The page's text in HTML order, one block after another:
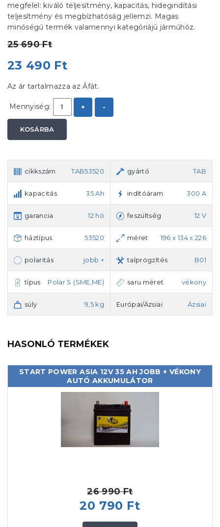
megfelel: kiváló teljesítmény, kapacitás, hidegindítási
teljesítmény és megbízhatóság jellemzi. Magas
minőségű termék valamennyi kategóriájú járműhöz.
25 690 Ft
23 490 Ft
Az ár tartalmazza az Áfát.
Mennyiség: + -
KOSÁRBA
cikkszám TAB53520 gyártó TAB
kapacitás 35 Ah indítóáram 300 A
garancia 12 hó feszültség 12 V
háztípus 53520 méret 196 x 134 x 226
polaritás jobb + talprögzítés B01
típus Polar S (SME,ME) saru méret vékony
súly 9,5 kg Európai/Ázsiai Ázsiai
HASONLÓ TERMÉKEK
START POWER ASIA 12V 35 AH JOBB + VÉKONY
AUTÓ AKKUMULÁTOR
26 990 Ft
20 790 Ft